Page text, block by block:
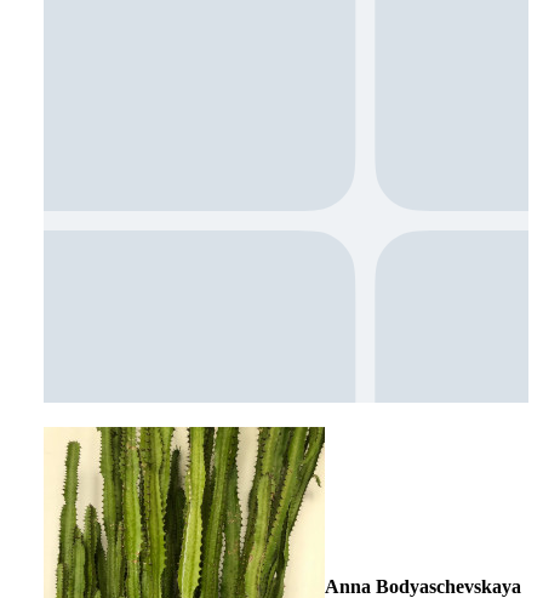
Anna Bodyaschevskaya